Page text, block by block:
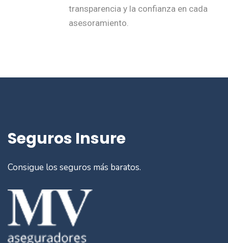
transparencia y la confianza en cada
asesoramiento.
Seguros Insure
Consigue los seguros más baratos.